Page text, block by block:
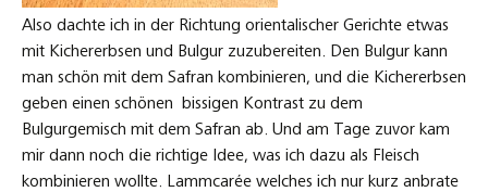
Also dachte ich in der Richtung orientalischer Gerichte etwas
mit Kichererbsen und Bulgur zuzubereiten. Den Bulgur kann
man schön mit dem Safran kombinieren, und die Kichererbsen
geben einen schönen bissigen Kontrast zu dem
Bulgurgemisch mit dem Safran ab. Und am Tage zuvor kam
mir dann noch die richtige Idee, was ich dazu als Fleisch
kombinieren wollte. Lammcarée welches ich nur kurz anbrate